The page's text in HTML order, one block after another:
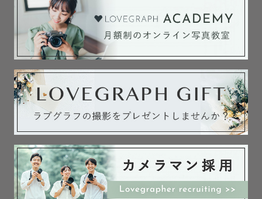
でも、その時のカメラマンさんは待ってくれたのです。
結果、私が息子たちを抱っことおんぶをして
はちゃめちゃな写真になったのですが
みんな笑顔で満足そうな顔をしていて。。。
今でもその写真たちは宝物です。
私が撮影したいのはそんな写真たちです。
当日までの不安なお気持ち、ぜーんぶよく分かります！
でも、撮影当日は、どうなってもいいのです！！撮影場所
に来れただけでもう満点花丸です。
いつかその写真たちがかけがえのない宝物になることをお
約束します。